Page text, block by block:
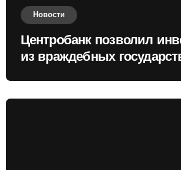
Новости
Центробанк позволил
из враждебных